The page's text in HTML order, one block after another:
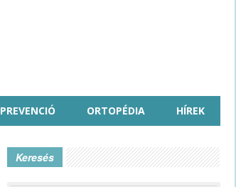
PREVENCIÓ ORTOPÉDIA HÍREK
Keresés